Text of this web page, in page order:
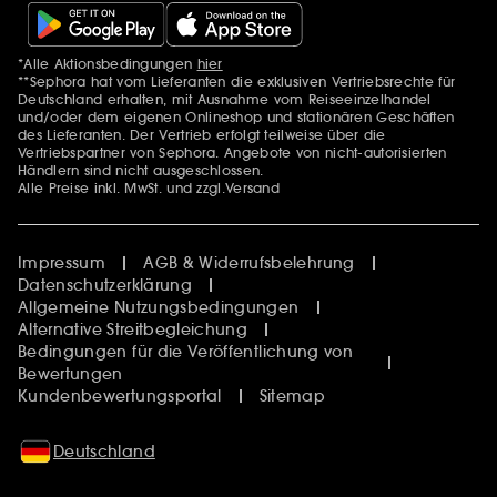
Zusätzlich Erwähnungen
*Alle Aktionsbedingungen hier
**Sephora hat vom Lieferanten die exklusiven Vertriebsrechte für
Deutschland erhalten, mit Ausnahme vom Reiseeinzelhandel
und/oder dem eigenen Onlineshop und stationären Geschäften
des Lieferanten. Der Vertrieb erfolgt teilweise über die
Vertriebspartner von Sephora. Angebote von nicht-autorisierten
Händlern sind nicht ausgeschlossen.
Alle Preise inkl. MwSt. und zzgl.Versand
Impressum
AGB & Widerrufsbelehrung
Datenschutzerklärung
Allgemeine Nutzungsbedingungen
Alternative Streitbegleichung
Bedingungen für die Veröffentlichung von
Bewertungen
Kundenbewertungsportal
Sitemap
Deutschland